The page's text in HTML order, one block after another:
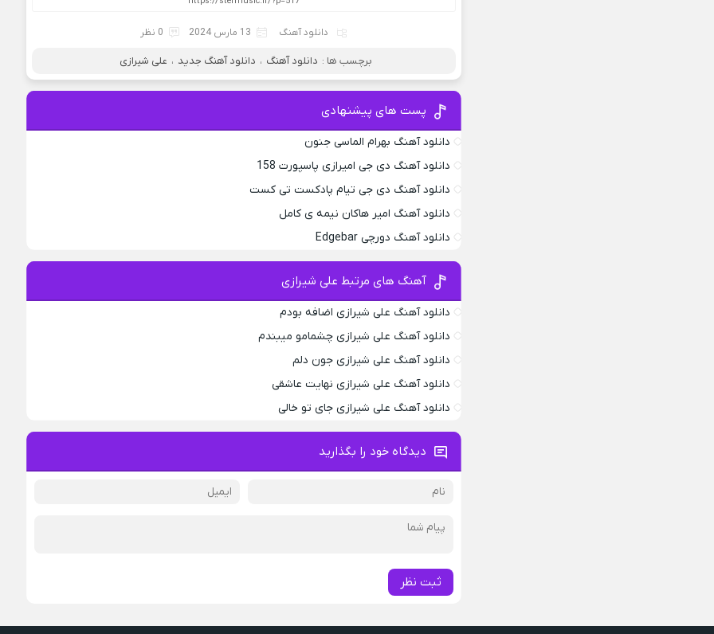
دانلود آهنگ 13 مارس 2024 0 نظر
برچسب ها : دانلود آهنگ ، دانلود آهنگ جدید ، علی شیرازی
پست های پیشنهادی
دانلود آهنگ بهرام الماسی جنون
دانلود آهنگ دی جی امیرازی پاسپورت 158
دانلود آهنگ دی جی تیام پادکست تی کست
دانلود آهنگ امیر هاکان نیمه ی کامل
دانلود آهنگ دورچی Edgebar
آهنگ های مرتبط علی شیرازی
دانلود آهنگ علی شیرازی اضافه بودم
دانلود آهنگ علی شیرازی چشمامو میبندم
دانلود آهنگ علی شیرازی جون دلم
دانلود آهنگ علی شیرازی نهایت عاشقی
دانلود آهنگ علی شیرازی جای تو خالی
دیدگاه خود را بگذارید
ثبت نظر